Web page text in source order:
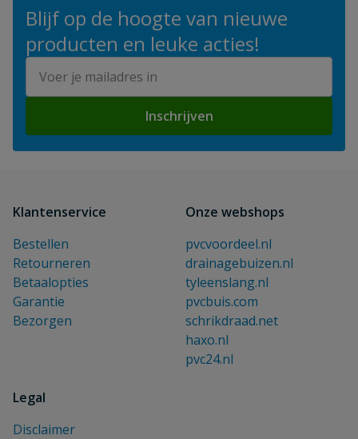
Blijf op de hoogte van nieuwe
producten en leuke acties!
Inschrijven
Klantenservice
Bestellen
Retourneren
Betaalopties
Garantie
Bezorgen
Onze webshops
pvcvoordeel.nl
drainagebuizen.nl
tyleenslang.nl
pvcbuis.com
schrikdraad.net
haxo.nl
pvc24.nl
Legal
Disclaimer